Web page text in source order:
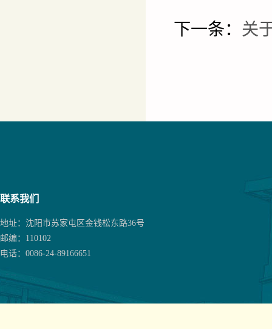
下一条： 关
联系我们
地址：沈阳市苏家屯区金钱松东路36号
邮编：110102
电话：0086-24-89166651